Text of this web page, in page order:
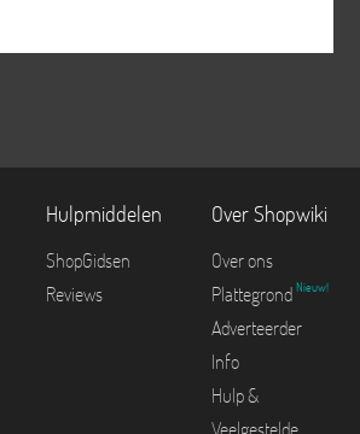
Hulpmiddelen
ShopGidsen
Reviews
Over Shopwiki
Over ons
Plattegrond Nieuw!
Adverteerder
Info
Hulp &
Veelgestelde